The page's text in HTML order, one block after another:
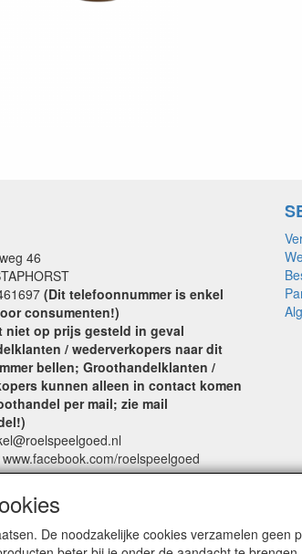
46
(Dit telefoonnummer is enkel
consumenten!)
niet op prijs gesteld in geval
/ wederverkopers naar dit
bellen; Groothandelklanten /
kunnen alleen in contact komen
per mail; zie mail
roelspeelgoed
Winkel:
m Vrijdag: 9:00 - 17:30
- 17:00
De noodzakelijke cookies verzamelen